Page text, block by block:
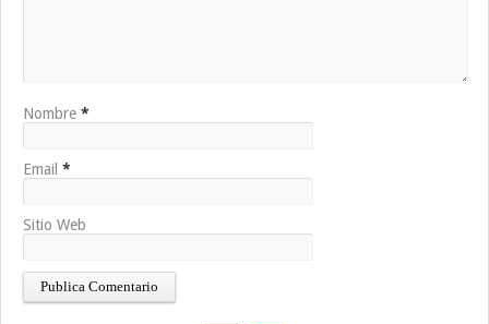
Nombre *
Email *
Sitio Web